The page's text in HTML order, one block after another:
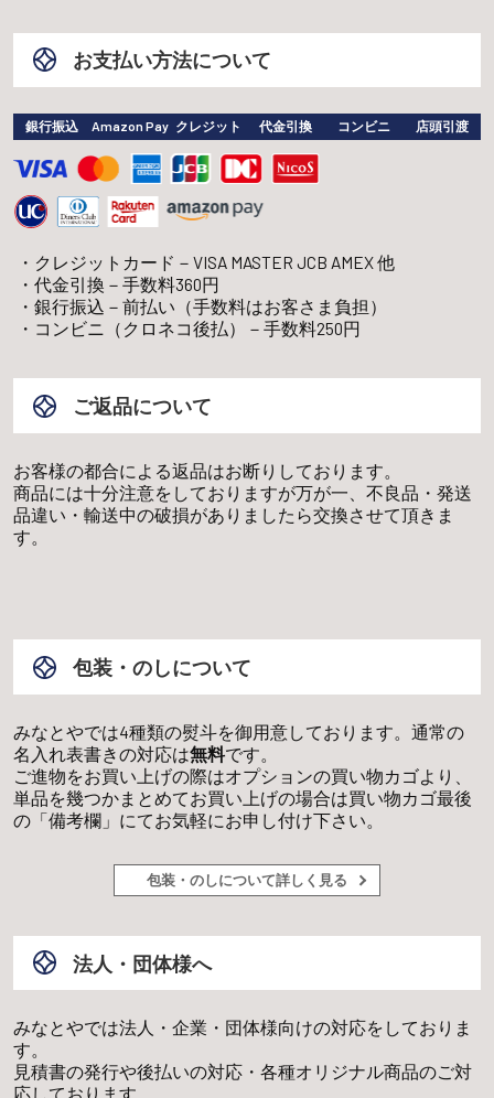
お支払い方法について
銀行振込 Amazon Pay クレジット 代金引換 コンビニ 店頭引渡
クレジットカード－VISA MASTER JCB AMEX 他
代金引換－手数料360円
銀行振込－前払い（手数料はお客さま負担）
コンビニ（クロネコ後払）－手数料250円
ご返品について
お客様の都合による返品はお断りしております。
商品には十分注意をしておりますが万が一、不良品・発送
品違い・輸送中の破損がありましたら交換させて頂きま
す。
包装・のしについて
みなとやでは4種類の熨斗を御用意しております。通常の
名入れ表書きの対応は無料です。
ご進物をお買い上げの際はオプションの買い物カゴより、
単品を幾つかまとめてお買い上げの場合は買い物カゴ最後
の「備考欄」にてお気軽にお申し付け下さい。
包装・のしについて詳しく見る
法人・団体様へ
みなとやでは法人・企業・団体様向けの対応をしておりま
す。
見積書の発行や後払いの対応・各種オリジナル商品のご対
応しております。